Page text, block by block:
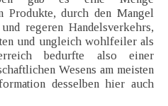
Produkte, durch den Mangel
regeren Handelsverkehrs,
und ungleich wohlfeiler als
bedurfte also einer
Wesens am meisten
desselben hier auch